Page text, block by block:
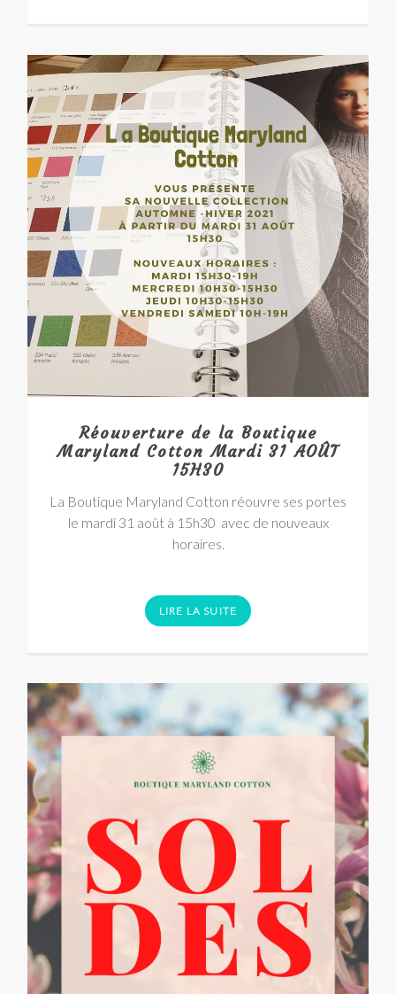
Réouverture de la Boutique
Maryland Cotton Mardi 31 AOÛT
15H30
La Boutique Maryland Cotton réouvre ses portes
le mardi 31 août à 15h30 avec de nouveaux
horaires.
LIRE LA SUITE